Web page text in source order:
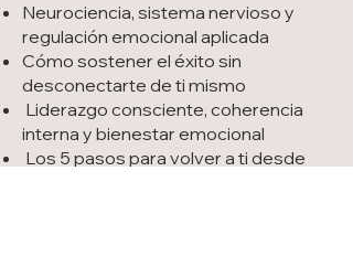
Neurociencia, sistema nervioso y
regulación emocional aplicada
Cómo sostener el éxito sin
desconectarte de ti mismo
Liderazgo consciente, coherencia
interna y bienestar emocional
Los 5 pasos para volver a ti desde